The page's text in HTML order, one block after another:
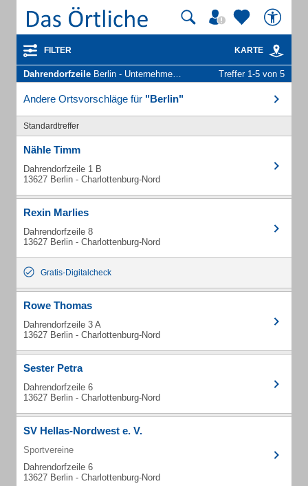
FILTER KARTE
Dahrendorfzeile Berlin - Unternehmen und Personen Treffer 1-5 von 5
Andere Ortsvorschläge für "Berlin"
Standardtreffer
Nähle Timm
Dahrendorfzeile 1 B
13627 Berlin - Charlottenburg-Nord
Rexin Marlies
Dahrendorfzeile 8
13627 Berlin - Charlottenburg-Nord
Gratis-Digitalcheck
Rowe Thomas
Dahrendorfzeile 3 A
13627 Berlin - Charlottenburg-Nord
Sester Petra
Dahrendorfzeile 6
13627 Berlin - Charlottenburg-Nord
SV Hellas-Nordwest e. V.
Sportvereine
Dahrendorfzeile 6
13627 Berlin - Charlottenburg-Nord